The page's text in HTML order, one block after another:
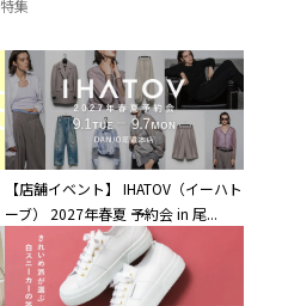
特集
【店舗イベント】 IHATOV（イーハト
ーブ） 2027年春夏 予約会 in 尾...